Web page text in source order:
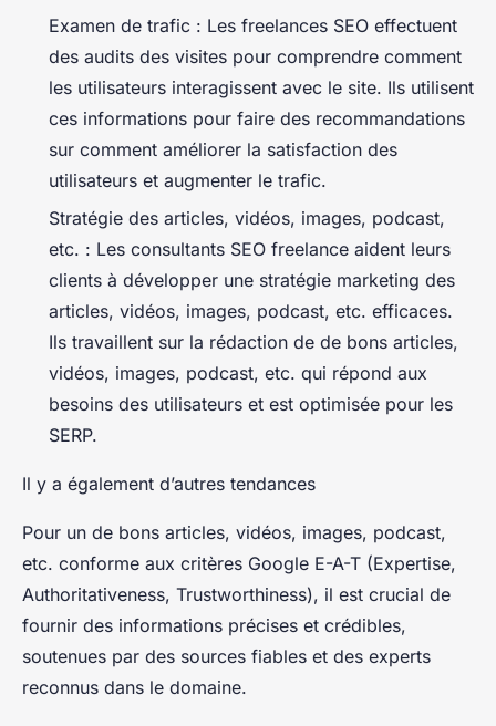
Examen de trafic : Les freelances SEO effectuent
des audits des visites pour comprendre comment
les utilisateurs interagissent avec le site. Ils utilisent
ces informations pour faire des recommandations
sur comment améliorer la satisfaction des
utilisateurs et augmenter le trafic.
Stratégie des articles, vidéos, images, podcast,
etc. : Les consultants SEO freelance aident leurs
clients à développer une stratégie marketing des
articles, vidéos, images, podcast, etc. efficaces.
Ils travaillent sur la rédaction de de bons articles,
vidéos, images, podcast, etc. qui répond aux
besoins des utilisateurs et est optimisée pour les
SERP.
Il y a également d’autres tendances
Pour un de bons articles, vidéos, images, podcast,
etc. conforme aux critères Google E-A-T (Expertise,
Authoritativeness, Trustworthiness), il est crucial de
fournir des informations précises et crédibles,
soutenues par des sources fiables et des experts
reconnus dans le domaine.